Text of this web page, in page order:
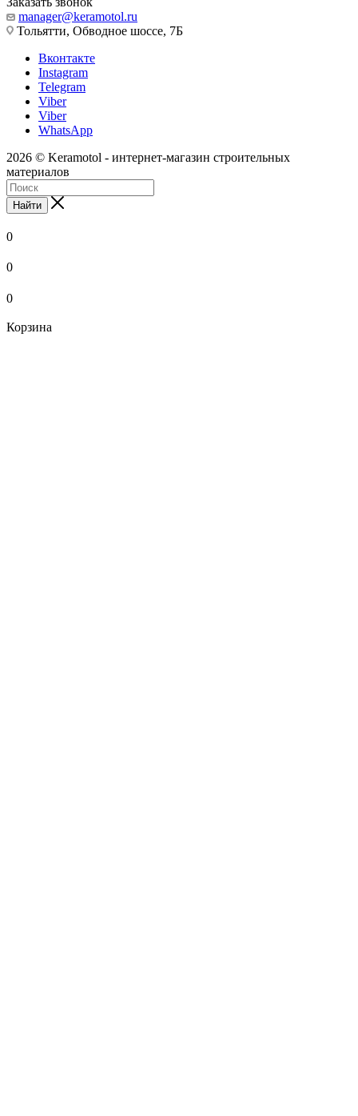
manager@keramotol.ru
Тольятти, Обводное шоссе, 7Б
Вконтакте
Instagram
Telegram
Viber
Viber
WhatsApp
2026 © Keramotol - интернет-магазин строительных
материалов
Найти
0
0
0
Корзина